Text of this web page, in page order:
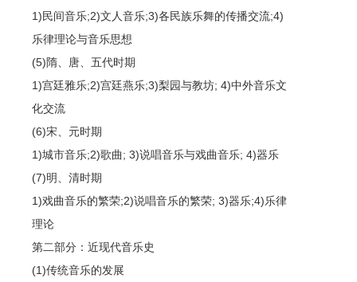
1)民间音乐;2)文人音乐;3)各民族乐舞的传播交流;4)
乐律理论与音乐思想
(5)隋、唐、五代时期
1)宫廷雅乐;2)宫廷燕乐;3)梨园与教坊; 4)中外音乐文
化交流
(6)宋、元时期
1)城市音乐;2)歌曲; 3)说唱音乐与戏曲音乐; 4)器乐
(7)明、清时期
1)戏曲音乐的繁荣;2)说唱音乐的繁荣; 3)器乐;4)乐律
理论
第二部分：近现代音乐史
(1)传统音乐的发展